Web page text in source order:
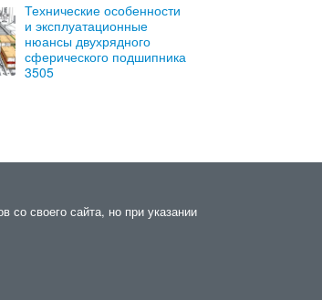
Технические особенности
и эксплуатационные
нюансы двухрядного
сферического подшипника
3505
со своего сайта, но при указании